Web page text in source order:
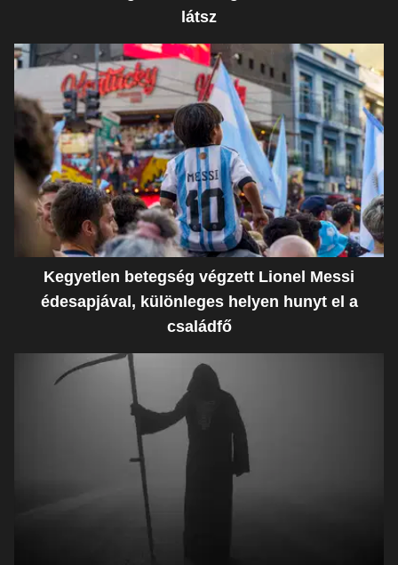
látsz
Kegyetlen betegség végzett Lionel Messi
édesapjával, különleges helyen hunyt el a
családfő